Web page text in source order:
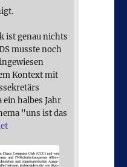
ist genau nichts
musste noch
Kontext mit
ein halbes Jahr
"uns ist das